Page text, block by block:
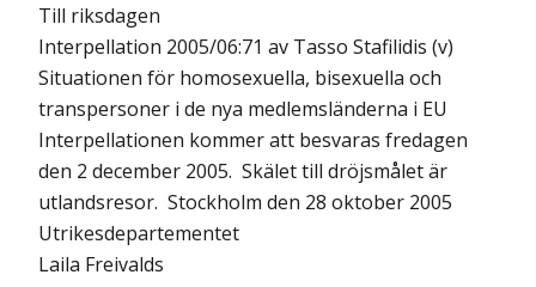
Till riksdagen
Interpellation 2005/06:71 av Tasso Stafilidis (v)
Situationen för homosexuella, bisexuella och
transpersoner i de nya medlemsländerna i EU
Interpellationen kommer att besvaras fredagen
den 2 december 2005. Skälet till dröjsmålet är
utlandsresor. Stockholm den 28 oktober 2005
Utrikesdepartementet
Laila Freivalds